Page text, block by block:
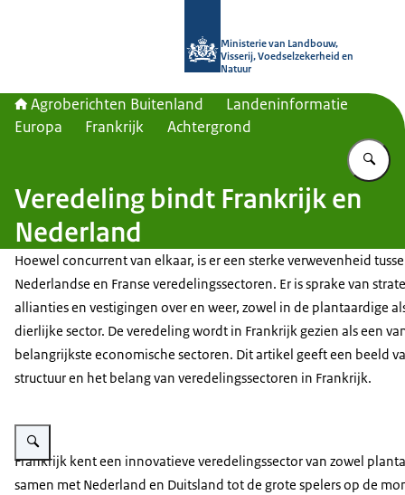
Ministerie van Landbouw,
Visserij, Voedselzekerheid en
Natuur
Agroberichten Buitenland
Landeninformatie
Europa
Frankrijk Achtergrond
Veredeling bindt Frankrijk en
Nederland
Hoewel concurrent van elkaar, is er een sterke verwevenheid
Nederlandse en Franse veredelingssectoren. Er is sprake van
allianties en vestigingen over en weer, zowel in de plantaardige
dierlijke sector. De veredeling wordt in Frankrijk gezien als een
belangrijkste economische sectoren. Dit artikel geeft een beeld
structuur en het belang van veredelingssectoren in Frankrijk.
Vergroot afbeelding Spruiten
Frankrijk kent een innovatieve veredelingssector van zowel
samen met Nederland en Duitsland tot de grote spelers op de